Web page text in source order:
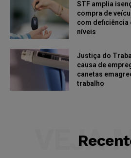
STF amplia
compra de
com deficiência
níveis
Justiça do
causa de
canetas
trabalho
VEJA